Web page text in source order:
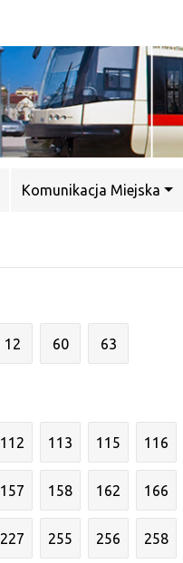
Komunikacja Miejska
12 60 63
112 113 115 116
157 158 162 166
227 255 256 258